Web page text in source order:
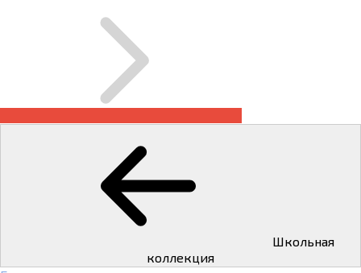
коллекция